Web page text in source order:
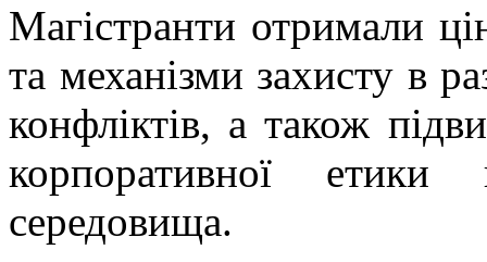
Магістранти отримали
та механізми захисту в
конфліктів, а також
корпоративної етики
середовища.